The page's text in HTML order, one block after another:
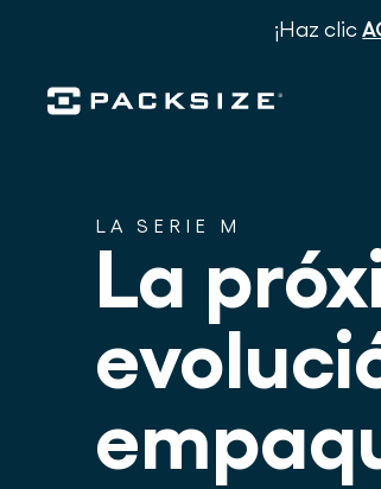
¡Haz clic
LA SERIE M
La